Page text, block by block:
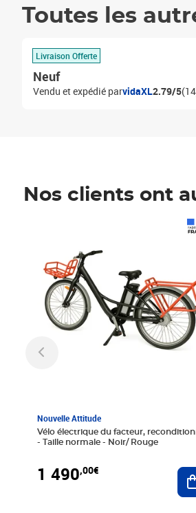
Toutes les
Livraison Offerte
Neuf
Vendu et expédié parvidaXL2.79/5
Nos clients ont
Nouvelle Attitude
Vélo électrique du facteur,
- Taille normale - Noir/ Rouge
1 490,00€